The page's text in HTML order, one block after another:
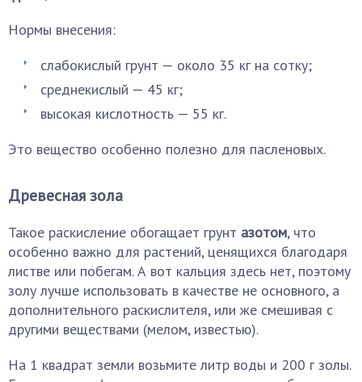
Нормы внесения:
слабокислый грунт — около 35 кг на сотку;
среднекислый — 45 кг;
высокая кислотность — 55 кг.
Это вещество особенно полезно для пасленовых.
Древесная зола
Такое раскисление обогащает грунт азотом, что
особенно важно для растений, ценящихся благодаря
листве или побегам. А вот кальция здесь нет, поэтому
золу лучше использовать в качестве не основного, а
дополнительного раскислителя, или же смешивая с
другими веществами (мелом, известью).
На 1 квадрат земли возьмите литр воды и 200 г золы.